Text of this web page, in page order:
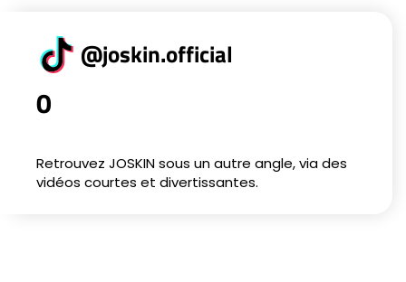
@joskin.official
0
Retrouvez JOSKIN sous un autre angle, via des
vidéos courtes et divertissantes.